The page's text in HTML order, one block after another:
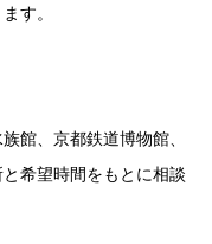
す。
館、京都鉄道博物館、
希望時間をもとに相談